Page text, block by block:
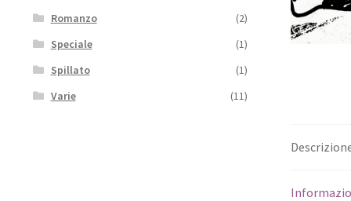
Romanzo
(2)
Speciale
(1)
Spillato
(1)
Varie
(11)